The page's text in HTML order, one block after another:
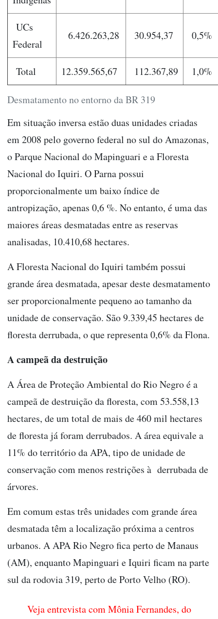
Desmatamento no entorno da BR 319
UCs
Federal
6.426.263,28 30.954,37 0,5%
Total 12.359.565,67 112.367,89 1,0%
Em situação inversa estão duas unidades criadas
em 2008 pelo governo federal no sul do Amazonas,
o Parque Nacional do Mapinguari e a Floresta
Nacional do Iquiri. O Parna possui
proporcionalmente um baixo í­ndice de
antropização, apenas 0,6 %. No entanto, é uma das
maiores áreas desmatadas entre as reservas
analisadas, 10.410,68 hectares.
A Floresta Nacional do Iquiri também possui
grande área desmatada, apesar deste desmatamento
ser proporcionalmente pequeno ao tamanho da
unidade de conservação. São 9.339,45 hectares de
floresta derrubada, o que representa 0,6% da Flona.
A campeã da destruição
A Área de Proteção Ambiental do Rio Negro é a
campeã de destruição da floresta, com 53.558,13
hectares, de um total de mais de 460 mil hectares
de floresta já foram derrubados. A área equivale a
11% do território da APA, tipo de unidade de
conservação com menos restrições à derrubada de
árvores.
Em comum estas três unidades com grande área
desmatada têm a localização próxima a centros
urbanos. A APA Rio Negro fica perto de Manaus
(AM), enquanto Mapinguari e Iquiri ficam na parte
sul da rodovia 319, perto de Porto Velho (RO).
Veja entrevista com Mônia Fernandes, do